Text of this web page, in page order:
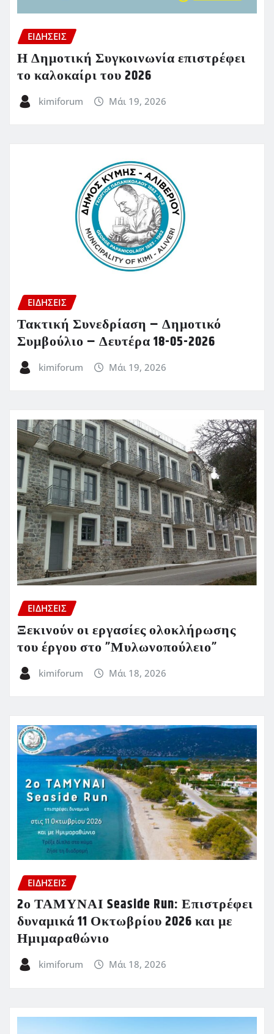
ΕΙΔΗΣΕΙΣ
Η Δημοτική Συγκοινωνία επιστρέφει
το καλοκαίρι του 2026
kimiforum Μάι 19, 2026
ΕΙΔΗΣΕΙΣ
Τακτική Συνεδρίαση – Δημοτικό
Συμβούλιο – Δευτέρα 18-05-2026
kimiforum Μάι 19, 2026
ΕΙΔΗΣΕΙΣ
Ξεκινούν οι εργασίες ολοκλήρωσης
του έργου στο ”Μυλωνοπούλειο”
kimiforum Μάι 18, 2026
ΕΙΔΗΣΕΙΣ
2ο ΤΑΜΥΝΑΙ Seaside Run: Επιστρέφει
δυναμικά 11 Οκτωβρίου 2026 και με
Ημιμαραθώνιο
kimiforum Μάι 18, 2026